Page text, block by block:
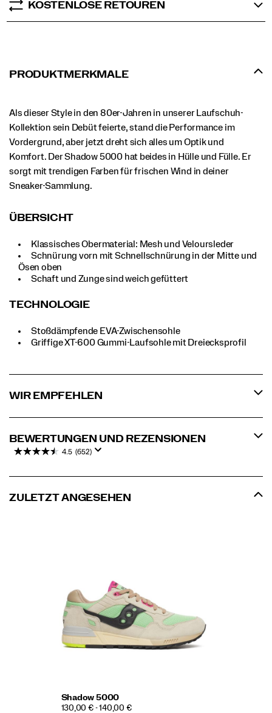
KOSTENLOSE RETOUREN
PRODUKTMERKMALE
Als dieser Style in den 80er-Jahren in unserer Laufschuh-
Kollektion sein Debüt feierte, stand die Performance im
Vordergrund, aber jetzt dreht sich alles um Optik und
Komfort. Der Shadow 5000 hat beides in Hülle und Fülle. Er
sorgt mit trendigen Farben für frischen Wind in deiner
Sneaker-Sammlung.
ÜBERSICHT
Klassisches Obermaterial: Mesh und Veloursleder
Schnürung vorn mit Schnellschnürung in der Mitte und
Ösen oben
Schaft und Zunge sind weich gefüttert
TECHNOLOGIE
Stoßdämpfende EVA-Zwischensohle
Griffige XT-600 Gummi-Laufsohle mit Dreiecksprofil
WIR EMPFEHLEN
BEWERTUNGEN UND REZENSIONEN
4.5 (652)
ZULETZT ANGESEHEN
Shadow 5000
130,00 € - 140,00 €